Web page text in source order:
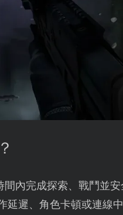
內完成探索、戰鬥並
遲、角色卡頓或連線